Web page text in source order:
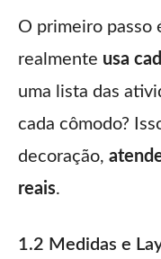
O primeiro passo
realmente usa
uma lista das
cada cômodo?
decoração,
reais.
1.2 Medidas e